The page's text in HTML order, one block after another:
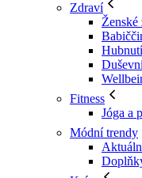
Zdraví
Ženské
Hubnutí
Fitness
Jóga a
Módní trendy